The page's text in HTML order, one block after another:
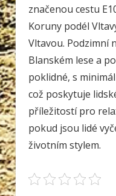
značenou cestu
Koruny podél
Vltavou. Podzimní
Blanském lese a
poklidné, s
což poskytuje
příležitostí pro
pokud jsou lidé
životním stylem.